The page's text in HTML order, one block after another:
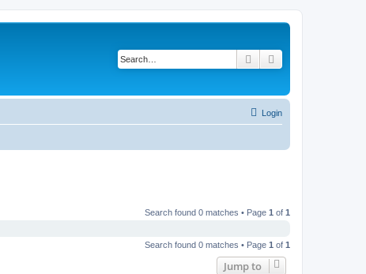
Search
Login
Search found 0 matches • Page 1 of 1
Search found 0 matches • Page 1 of 1
Jump to